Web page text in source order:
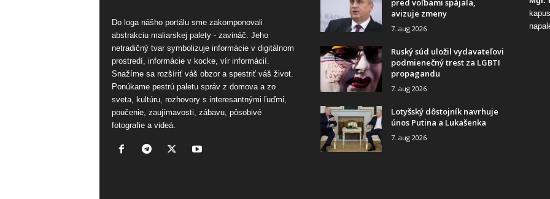
Do loga nášho portálu sme zakomponovali
abstrakciu maliarskej palety - zavináč. Jeho
netradičný tvar symbolizuje informácie v digitálnom
prostredí, informácie v kocke, vír informácií.
Snažíme sa rozšíriť váš obzor a spestriť váš život.
Ponúkame pestrú paletu správ z domova a zo
sveta, kultúru, rozhovory s interesantnými ľuďmi,
poučenie, zaujímavosti, zábavu, pôsobivé
fotografie a videá.
pred voľbami spájala,
avizuje zmeny
7. aug 2026
Ruský súd uložil vydavateľovi
podmienečný trest za LGBTI
propagandu
7. aug 2026
Lotyšský dôstojník navrhuje
únos Putina a Lukašenka
7. aug 2026